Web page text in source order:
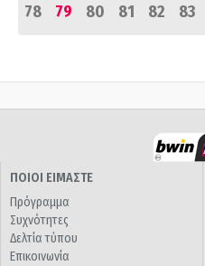
78
79 80 81 82 83
ΠΟΙΟΙ ΕΙΜΑΣΤΕ
Πρόγραμμα
Συχνότητες
Δελτία τύπου
Επικοινωνία